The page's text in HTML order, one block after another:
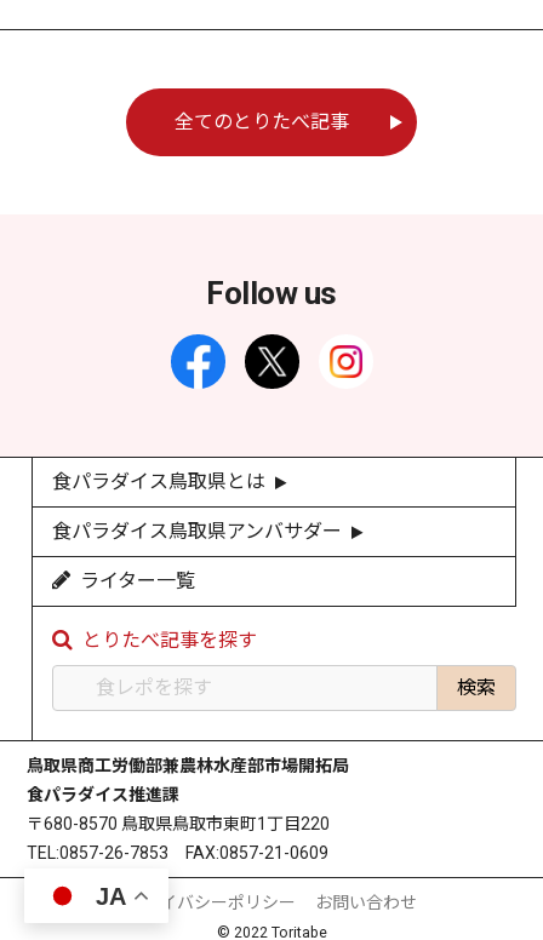
全てのとりたべ記事
Follow us
食パラダイス鳥取県とは
食パラダイス鳥取県アンバサダー
ライター一覧
とりたべ記事を探す
鳥取県商工労働部兼農林水産部市場開拓局
食パラダイス推進課
〒680-8570 鳥取県鳥取市東町1丁目220
TEL:0857-26-7853 FAX:0857-21-0609
プライバシーポリシー お問い合わせ
© 2022 Toritabe
JA